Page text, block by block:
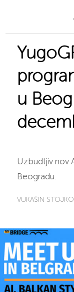
u
Uzbudljiv nov
Beogradu.
VUKAŠIN